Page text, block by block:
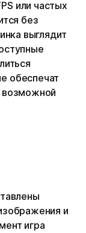
или частых
без
выглядит
обеспечат
возможной
и
игра